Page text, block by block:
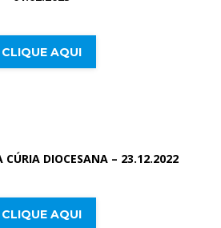
CLIQUE AQUI
CÚRIA DIOCESANA – 23.12.2022
CLIQUE AQUI